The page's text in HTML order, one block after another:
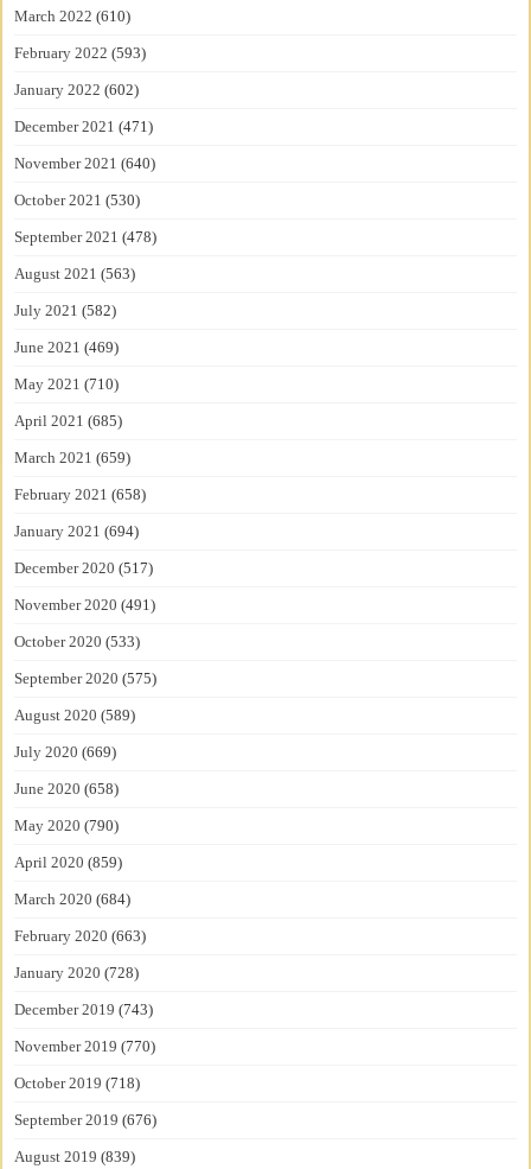
March 2022 (610)
February 2022 (593)
January 2022 (602)
December 2021 (471)
November 2021 (640)
October 2021 (530)
September 2021 (478)
August 2021 (563)
July 2021 (582)
June 2021 (469)
May 2021 (710)
April 2021 (685)
March 2021 (659)
February 2021 (658)
January 2021 (694)
December 2020 (517)
November 2020 (491)
October 2020 (533)
September 2020 (575)
August 2020 (589)
July 2020 (669)
June 2020 (658)
May 2020 (790)
April 2020 (859)
March 2020 (684)
February 2020 (663)
January 2020 (728)
December 2019 (743)
November 2019 (770)
October 2019 (718)
September 2019 (676)
August 2019 (839)